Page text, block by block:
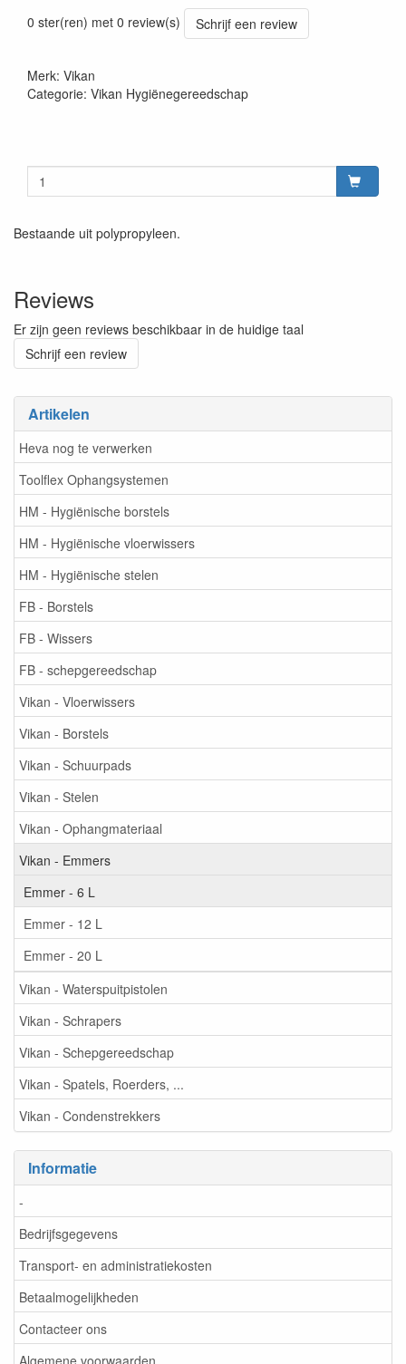
Artikelen
Heva nog te verwerken
Toolflex Ophangsystemen
HM - Hygiënische borstels
HM - Hygiënische vloerwissers
HM - Hygiënische stelen
FB - Borstels
FB - Wissers
FB - schepgereedschap
Vikan - Vloerwissers
Vikan - Borstels
Vikan - Schuurpads
Vikan - Stelen
Vikan - Ophangmateriaal
Vikan - Emmers
Emmer - 6 L
Emmer - 12 L
Emmer - 20 L
Vikan - Waterspuitpistolen
Vikan - Schrapers
Vikan - Schepgereedschap
Vikan - Spatels, Roerders, ...
Vikan - Condenstrekkers
Informatie
-
Bedrijfsgegevens
Transport- en administratiekosten
Betaalmogelijkheden
Contacteer ons
Algemene voorwaarden
0 ster(ren) met 0 review(s)
Schrijf een review
Merk: Vikan
Categorie: Vikan Hygiënegereedschap
Bestaande uit polypropyleen.
Reviews
Er zijn geen reviews beschikbaar in de huidige taal
Schrijf een review